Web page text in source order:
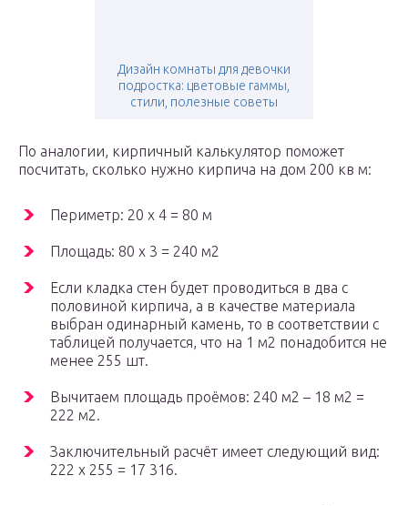
Дизайн комнаты для девочки
подростка: цветовые гаммы,
стили, полезные советы
По аналогии, кирпичный калькулятор поможет
посчитать, сколько нужно кирпича на дом 200 кв м:
Периметр: 20 х 4 = 80 м
Площадь: 80 х 3 = 240 м2
Если кладка стен будет проводиться в два с
половиной кирпича, а в качестве материала
выбран одинарный камень, то в соответствии с
таблицей получается, что на 1 м2 понадобится не
менее 255 шт.
Вычитаем площадь проёмов: 240 м2 – 18 м2 =
222 м2.
Заключительный расчёт имеет следующий вид:
222 х 255 = 17 316.